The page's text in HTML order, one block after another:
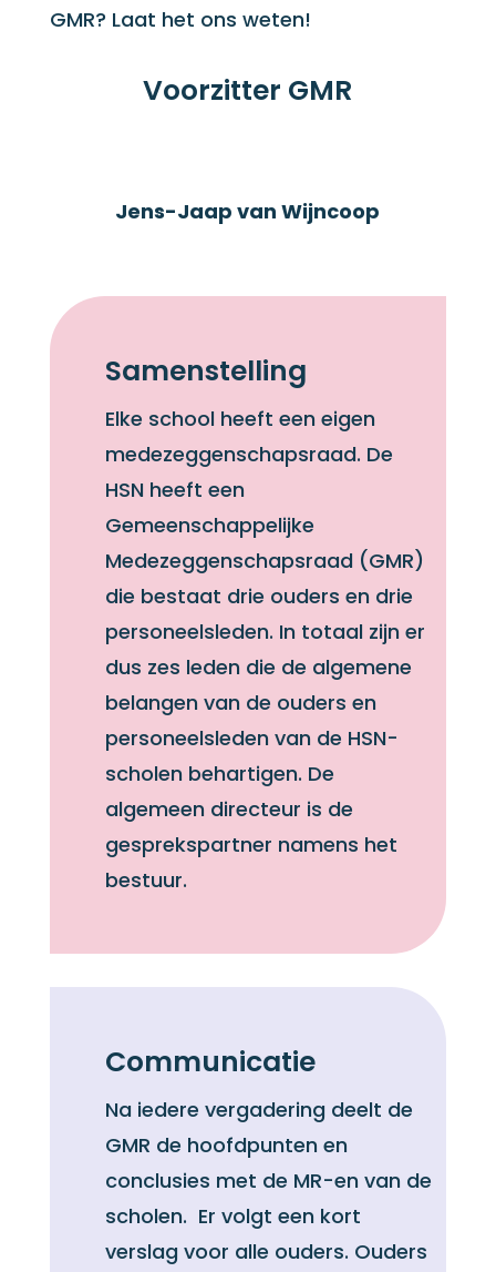
GMR? Laat het ons weten!
Voorzitter GMR
Jens-Jaap van Wijncoop
Samenstelling
Elke school heeft een eigen
medezeggenschapsraad. De
HSN heeft een
Gemeenschappelijke
Medezeggenschapsraad (GMR)
die bestaat drie ouders en drie
personeelsleden. In totaal zijn er
dus zes leden die de algemene
belangen van de ouders en
personeelsleden van de HSN-
scholen behartigen. De
algemeen directeur is de
gesprekspartner namens het
bestuur.
Communicatie
Na iedere vergadering deelt de
GMR de hoofdpunten en
conclusies met de MR-en van de
scholen. Er volgt een kort
verslag voor alle ouders. Ouders